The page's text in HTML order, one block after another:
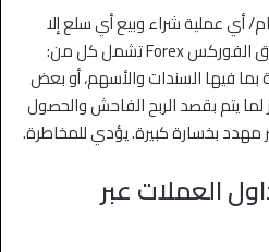
أي عملية شراء وبيع أي سلع إلا
ماحرم الله فهي حرام. وفي سوق الفوركس Forex تشمل كل من:
بما فيها السندات والأسهم، أو بعض
لما يتم بقصد الربح الفاحش والحصول
مهدد بخسارة كبيرة. يؤدي للمخاطرة.
العملات عبر